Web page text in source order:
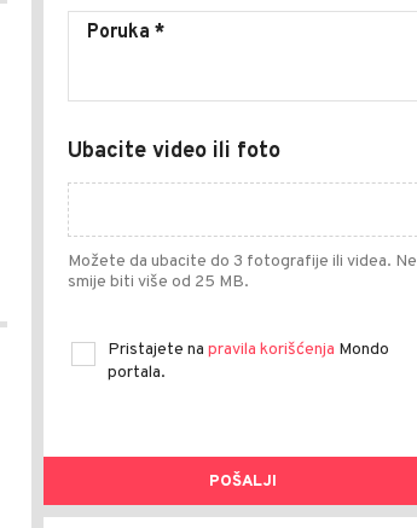
Ubacite video ili foto
Možete da ubacite do 3 fotografije ili videa. Ne
smije biti više od 25 MB.
Pristajete na pravila korišćenja Mondo
portala.
POŠALJI